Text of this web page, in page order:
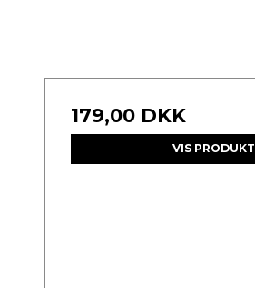
179,00 DKK
VIS PRODUKT